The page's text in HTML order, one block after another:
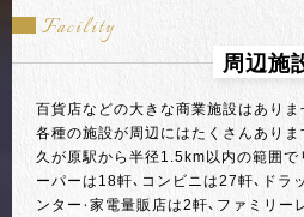
Facility
周辺施
百貨店などの大きな商業施設はありま
各種の施設が周辺にはたくさんありま
久が原駅から半径1.5km以内の範囲で
ーパーは18軒、コンビニは27軒、ドラ
ンター・家電量販店は2軒、ファミリー